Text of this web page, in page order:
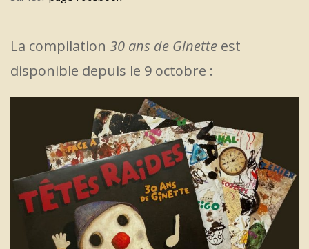
La compilation 30 ans de Ginette est
disponible depuis le 9 octobre :